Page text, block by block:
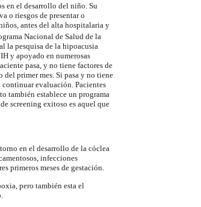
en el desarrollo del niño. Su
o riesgos de presentar o
antes del alta hospitalaria y
Nacional de Salud de la
la pesquisa de la hipoacusia
y apoyado en numerosas
pasa, y no tiene factores de
del primer mes. Si pasa y no tiene
evaluación. Pacientes
también establece un programa
screening exitoso es aquel que
en el desarrollo de la cóclea
infecciones
primeros meses de gestación.
pero también esta el